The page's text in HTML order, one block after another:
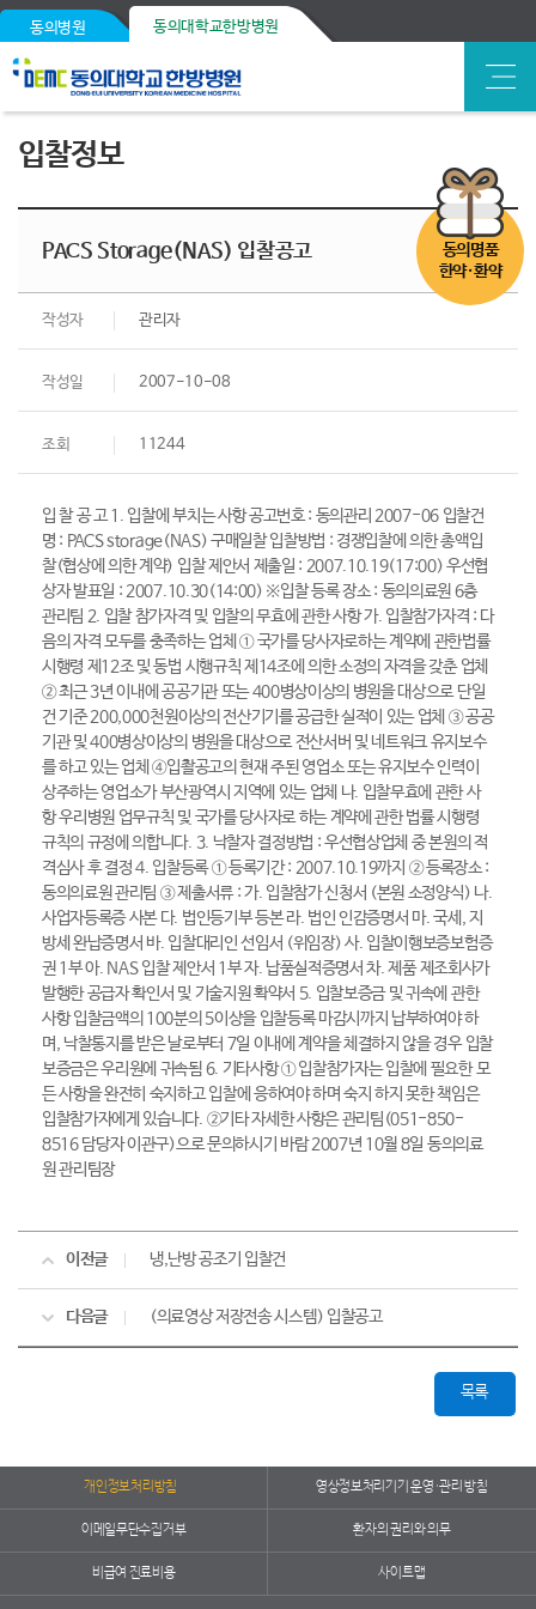
동의병원 동의대학교한방병원
동의명품
한약·환약
입찰정보
PACS Storage(NAS) 입찰공고
작성자 관리자
작성일 2007-10-08
조회 11244
입 찰 공 고 1. 입찰에 부치는 사항 공고번호 : 동의관리 2007-06 입찰건
명 : PACS storage(NAS) 구매일찰 입찰방법 : 경쟁입찰에 의한 총액입
찰(협상에 의한 계약) 입찰 제안서 제출일 : 2007.10.19(17:00) 우선협
상자 발표일 : 2007.10.30(14:00) ※입찰 등록 장소 : 동의의료원 6층
관리팀 2. 입찰 참가자격 및 입찰의 무효에 관한 사항 가. 입찰참가자격 : 다
음의 자격 모두를 충족하는 업체 ① 국가를 당사자로하는 계약에 관한법률
시행령 제12조 및 동법 시행규칙 제14조에 의한 소정의 자격을 갖춘 업체
② 최근 3년 이내에 공공기관 또는 400병상이상의 병원을 대상으로 단일
건 기준 200,000천원이상의 전산기기를 공급한 실적이 있는 업체 ③ 공공
기관 및 400병상이상의 병원을 대상으로 전산서버 및 네트워크 유지보수
를 하고 있는 업체 ④입촬공고의 현재 주된 영업소 또는 유지보수 인력이
상주하는 영업소가 부산광역시 지역에 있는 업체 나. 입찰무효에 관한 사
항 우리병원 업무규칙 및 국가를 당사자로 하는 계약에 관한 법률 시행령
규칙의 규정에 의합니다. 3. 낙찰자 결정방법 : 우선협상업체 중 본원의 적
격심사 후 결정 4. 입찰등록 ① 등록기간 : 2007.10.19까지 ② 등록장소 :
동의의료원 관리팀 ③ 제출서류 : 가. 입찰참가 신청서 (본원 소정양식) 나.
사업자등록증 사본 다. 법인등기부 등본 라. 법인 인감증명서 마. 국세, 지
방세 완납증명서 바. 입찰대리인 선임서 (위임장) 사. 입찰이행보증보험증
권 1부 아. NAS 입찰 제안서 1부 자. 납품실적증명서 차. 제품 제조회사가
발행한 공급자 확인서 및 기술지원 확약서 5. 입찰보증금 및 귀속에 관한
사항 입찰금액의 100분의 5이상을 입찰등록 마감시까지 납부하여야 하
며, 낙찰통지를 받은 날로부터 7일 이내에 계약을 체결하지 않을 경우 입찰
보증금은 우리원에 귀속됨 6. 기타사항 ① 입찰참가자는 입찰에 필요한 모
든 사항을 완전히 숙지하고 입찰에 응하여야 하며 숙지 하지 못한 책임은
입찰참가자에게 있습니다. ②기타 자세한 사항은 관리팀(051-850-
8516 담당자 이관구)으로 문의하시기 바람 2007년 10월 8일 동의의료
원 관리팀장
이전글 냉,난방 공조기 입찰건
다음글 (의료영상 저장전송 시스템) 입찰공고
목록
개인정보처리방침 영상정보처리기기 운영·관리 방침
이메일무단수집거부 환자의 권리와 의무
비급여 진료비용 사이트맵